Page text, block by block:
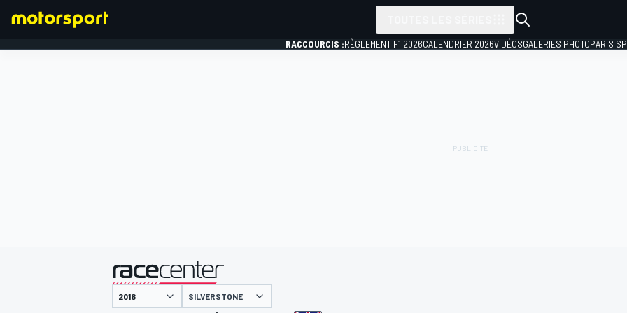
RACCOURCIS :RÈGLEMENT F1 2026CALENDRIER 2026VIDÉOSGALERIES PHOTOPARIS
présenté par
SILVERSTONE